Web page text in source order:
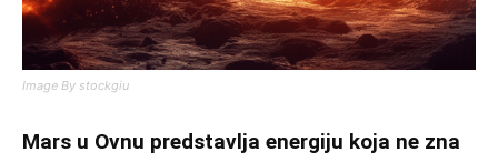
Image By stockgiu
Mars u Ovnu predstavlja energiju koja ne zna